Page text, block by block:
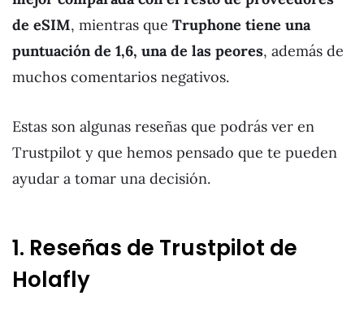
de eSIM, mientras que Truphone tiene una
puntuación de 1,6, una de las peores, además de
muchos comentarios negativos.
Estas son algunas reseñas que podrás ver en
Trustpilot y que hemos pensado que te pueden
ayudar a tomar una decisión.
1. Reseñas de Trustpilot de
Holafly